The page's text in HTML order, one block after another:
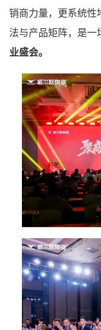
销商力量，更系统性
法与产品矩阵，是一
业盛会。